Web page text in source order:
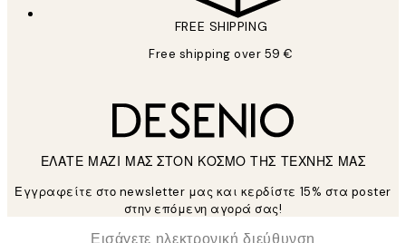
FREE SHIPPING
Free shipping over 59 €
ΕΛΑΤΕ ΜΑΖΙ ΜΑΣ ΣΤΟΝ ΚΟΣΜΟ ΤΗΣ ΤΕΧΝΗΣ ΜΑΣ
Εγγραφείτε στο newsletter μας και κερδίστε 15% στα poster
στην επόμενη αγορά σας!
Ηλεκτρονική Διεύθυνση